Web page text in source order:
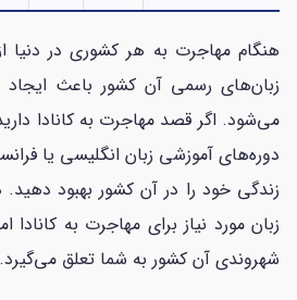
هنگام مهاجرت به هر کشوری در دنیا
زبان‌های رسمی آن کشور باعث ایجاد
می‌شود. اگر قصد مهاجرت به کانادا
دوره‌های آموزشی زبان انگلیسی یا
زندگی خود را در آن کشور بهبود
زبان مورد نیاز برای مهاجرت به کانادا
شهروندی آن کشور به شما تعلق می‌گیرد.